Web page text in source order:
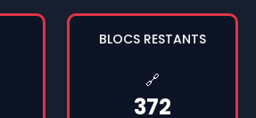
BLOCS RESTANTS
🔗
372